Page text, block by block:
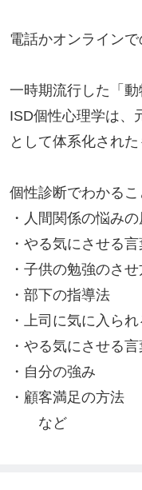
電話かオンライン
一時期流行した「
ISD個性心理学は、
として体系化された
個性診断でわかるこ
・人間関係の悩み
・やる気にさせる
・子供の勉強のさ
・部下の指導法
・上司に気に入ら
・やる気にさせる
・自分の強み
・顧客満足の方法
など